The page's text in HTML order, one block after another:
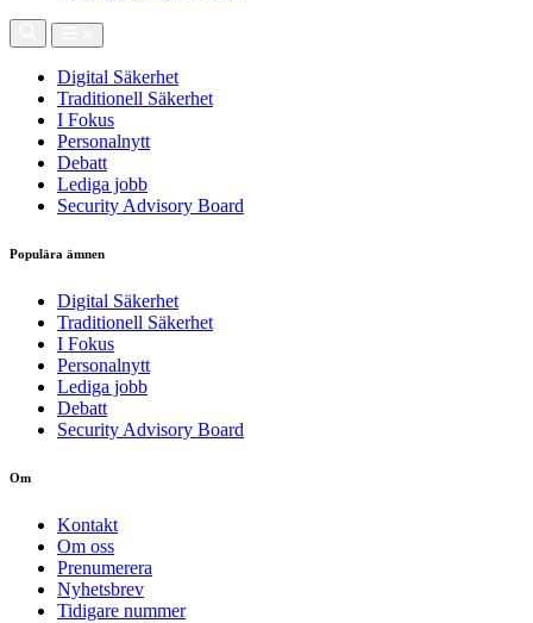
Digital Säkerhet
Traditionell Säkerhet
I Fokus
Personalnytt
Debatt
Lediga jobb
Security Advisory Board
Populära ämnen
Digital Säkerhet
Traditionell Säkerhet
I Fokus
Personalnytt
Lediga jobb
Debatt
Security Advisory Board
Om
Kontakt
Om oss
Prenumerera
Nyhetsbrev
Tidigare nummer